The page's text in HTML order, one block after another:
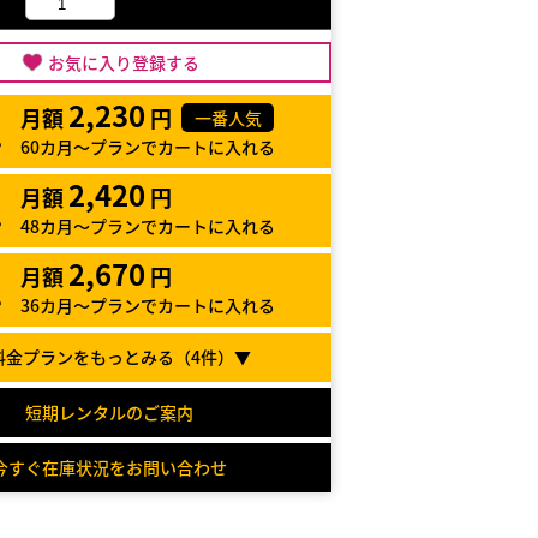
お気に入り登録する
月額 2,230 円
一番人気
60カ月～プランでカートに入れる
月額 2,420 円
48カ月～プランでカートに入れる
月額 2,670 円
36カ月～プランでカートに入れる
プランをもっとみる（4件）▼
短期レンタルのご案内
すぐ在庫状況をお問い合わせ